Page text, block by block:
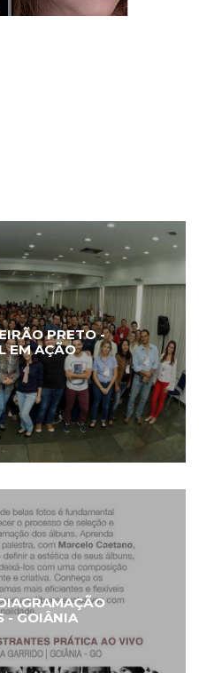
PRETO -
EM AÇÃO
- GOIÂNIA